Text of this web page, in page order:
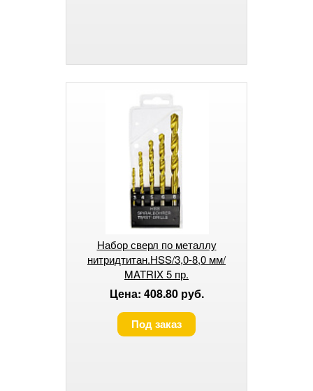
Набор сверл по металлу
нитридтитан.HSS/3,0-8,0 мм/
MATRIX 5 пр.
Цена: 408.80 руб.
Под заказ